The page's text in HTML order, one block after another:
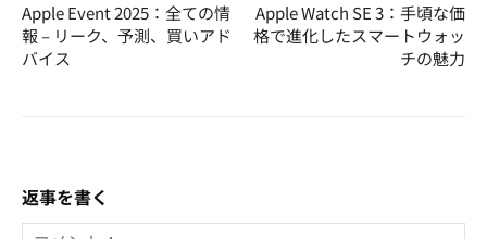
Apple Event 2025：全ての情
報 – リーク、予測、買いアド
バイス
Apple Watch SE 3：手頃な価
格で進化したスマートウォッ
チの魅力
返事を書く